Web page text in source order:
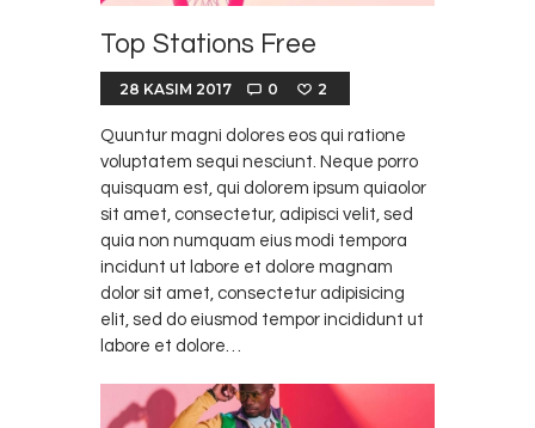
Top Stations Free
28 KASIM 2017 0 2
Quuntur magni dolores eos qui ratione
voluptatem sequi nesciunt. Neque porro
quisquam est, qui dolorem ipsum quiaolor
sit amet, consectetur, adipisci velit, sed
quia non numquam eius modi tempora
incidunt ut labore et dolore magnam
dolor sit amet, consectetur adipisicing
elit, sed do eiusmod tempor incididunt ut
labore et dolore…